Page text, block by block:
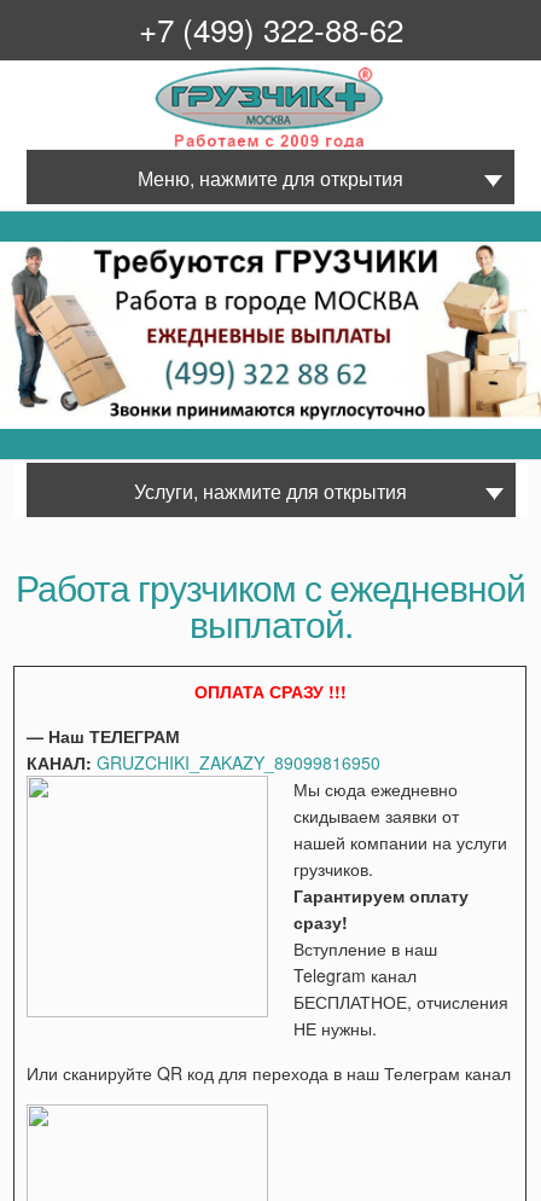
+7 (499) 322-88-62
Грузчик+
Меню, нажмите для открытия
Услуги, нажмите для открытия
Работа грузчиком с ежедневной
выплатой.
ОПЛАТА СРАЗУ !!!
— Наш ТЕЛЕГРАМ
КАНАЛ: GRUZCHIKI_ZAKAZY_89099816950
Мы сюда ежедневно
скидываем заявки от
нашей компании на услуги
грузчиков.
Гарантируем оплату
сразу!
Вступление в наш
Telegram канал
БЕСПЛАТНОЕ, отчисления
НЕ нужны.
Или сканируйте QR код для перехода в наш Телеграм канал